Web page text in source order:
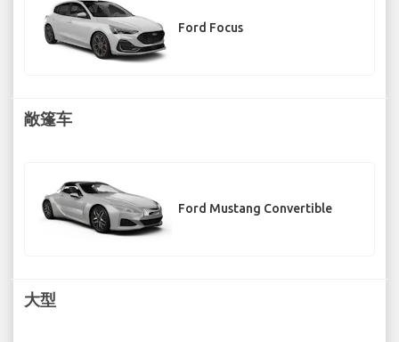
Ford Focus
敞篷车
Ford Mustang Convertible
大型